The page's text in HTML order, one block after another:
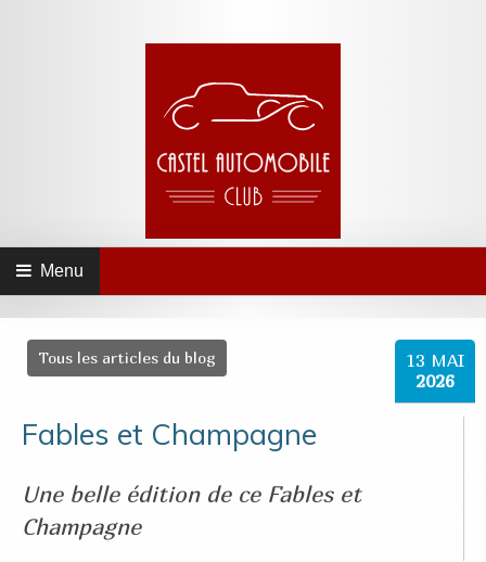
Menu
Tous les articles du blog 13 MAI
2026
Fables et Champagne
Une belle édition de ce Fables et
Champagne